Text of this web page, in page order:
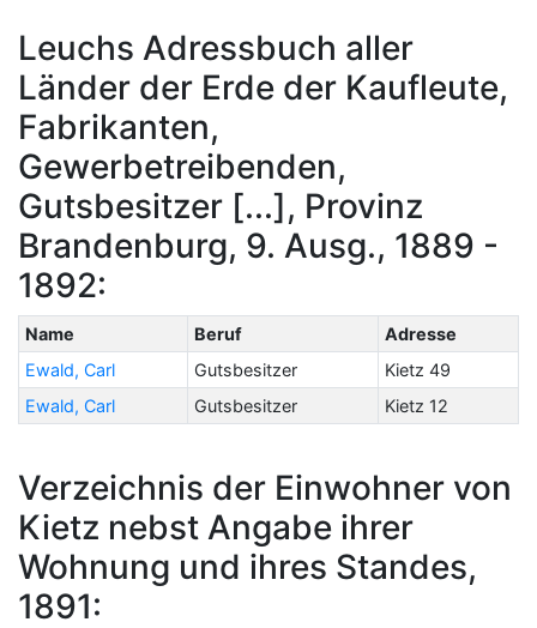
Leuchs Adressbuch aller
Länder der Erde der Kaufleute,
Fabrikanten,
Gewerbetreibenden,
Gutsbesitzer [...], Provinz
Brandenburg, 9. Ausg., 1889 -
1892:
Name Beruf
Adresse
Ewald, Carl
Gutsbesitzer
Kietz 49
Ewald, Carl
Gutsbesitzer Kietz 12
Verzeichnis der Einwohner von
Kietz nebst Angabe ihrer
Wohnung und ihres Standes,
1891: